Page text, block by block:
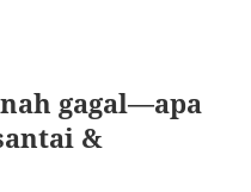
gagal—apa
&